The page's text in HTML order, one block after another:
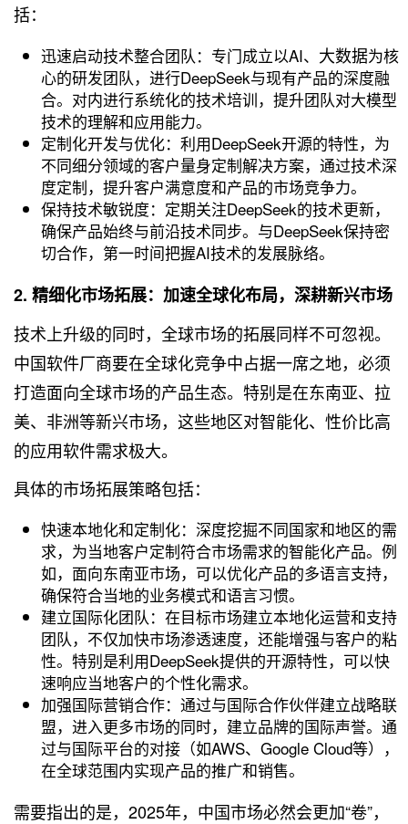
括：
迅速启动技术整合团队：专门成立以AI、 大数据为核
心的研发团队，进行DeepSeek与现有产品的深度融
合。对内进行系统化的技术培训，提升团队对大模型
技术的理解和应用能力。
定制化开发与优化：利用DeepSeek开源的特性，为
不同细分领域的客户量身定制解决方案，通过技术深
度定制，提升客户满意度和产品的市场竞争力。
保持技术敏锐度：定期关注DeepSeek的技术更新，
确保产品始终与前沿技术同步。与DeepSeek保持密
切合作，第一时间把握AI技术的发展脉络。
2. 精细化市场拓展：加速全球化布局，深耕新兴市场
技术上升级的同时，全球市场的拓展同样不可忽视。
中国软件厂商要在全球化竞争中占据一席之地，必须
打造面向全球市场的产品生态。特别是在东南亚、拉
美、非洲等新兴市场，这些地区对智能化、性价比高
的应用软件需求极大。
具体的市场拓展策略包括：
快速本地化和定制化：深度挖掘不同国家和地区的需
求，为当地客户定制符合市场需求的智能化产品。例
如，面向东南亚市场，可以优化产品的多语言支持，
确保符合当地的业务模式和语言习惯。
建立国际化团队：在目标市场建立本地化运营和支持
团队，不仅加快市场渗透速度，还能增强与客户的粘
性。特别是利用DeepSeek提供的开源特性，可以快
速响应当地客户的个性化需求。
加强国际营销合作：通过与国际合作伙伴建立战略联
盟，进入更多市场的同时，建立品牌的国际声誉。通
过与国际平台的对接（如AWS、Google Cloud等），
在全球范围内实现产品的推广和销售。
需要指出的是，2025年，中国市场必然会更加“卷”，